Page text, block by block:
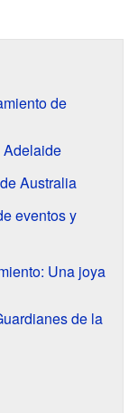
de
Adelaide
Australia
eventos y
Una joya
de la